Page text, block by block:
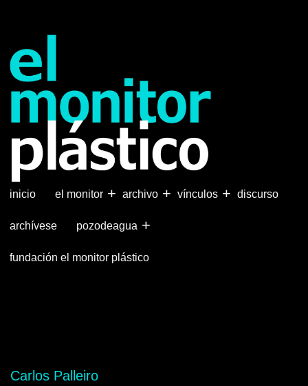
principal
inicio +
el monitor +
archivo +
vínculos discurso
archívese +
pozodeagua
fundación el monitor plástico
Carlos Palleiro